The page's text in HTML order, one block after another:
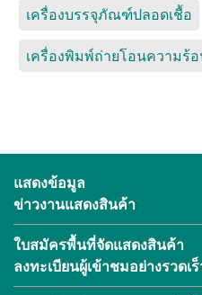
เครื่องบรรจุภัณฑ์ปลอดเชื้อ
เครื่องพิมพ์ถ่ายโอนความร้
แสดงข้อมูล
ข่าวงานแสดงสินค้า
ใบสมัครพื้นที่จัดแสดงสินค้า
ลงทะเบียนผู้เข้าชมอย่างรวดเ